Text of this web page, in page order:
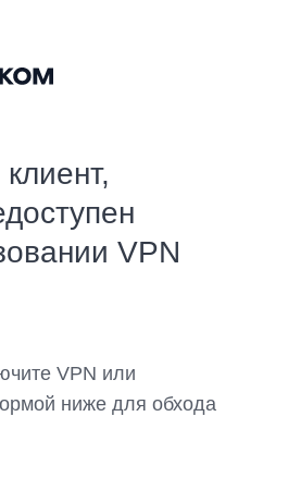
VPN
VPN или
ниже для обхода